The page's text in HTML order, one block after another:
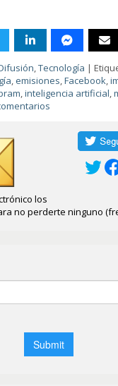
,Tecnología |
, emisiones,Facebook,
,inteligencia artificial,
los
no perderte ninguno